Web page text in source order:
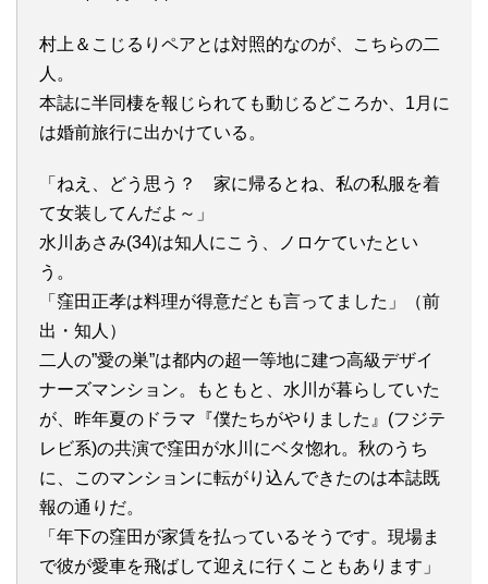
村上＆こじるりペアとは対照的なのが、こちらの二
人。
本誌に半同棲を報じられても動じるどころか、1月に
は婚前旅行に出かけている。
「ねえ、どう思う？ 家に帰るとね、私の私服を着
て女装してんだよ～」
水川あさみ(34)は知人にこう、ノロケていたとい
う。
「窪田正孝は料理が得意だとも言ってました」（前
出・知人）
二人の”愛の巣”は都内の超一等地に建つ高級デザイ
ナーズマンション。もともと、水川が暮らしていた
が、昨年夏のドラマ『僕たちがやりました』(フジテ
レビ系)の共演で窪田が水川にベタ惚れ。秋のうち
に、このマンションに転がり込んできたのは本誌既
報の通りだ。
「年下の窪田が家賃を払っているそうです。現場ま
で彼が愛車を飛ばして迎えに行くこともあります」